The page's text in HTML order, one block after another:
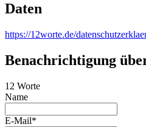
Daten
https://12worte.de/
Benachrichtigung
12 Worte
Name
E-Mail*